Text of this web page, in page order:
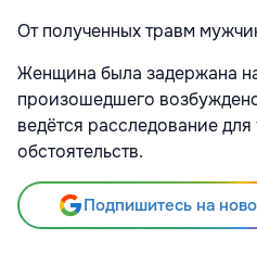
От полученных травм
Женщина была задержана
произошедшего
ведётся расследование
обстоятельств.
Подпишитесь на